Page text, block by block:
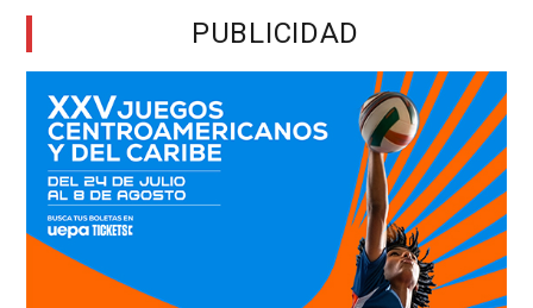
PUBLICIDAD